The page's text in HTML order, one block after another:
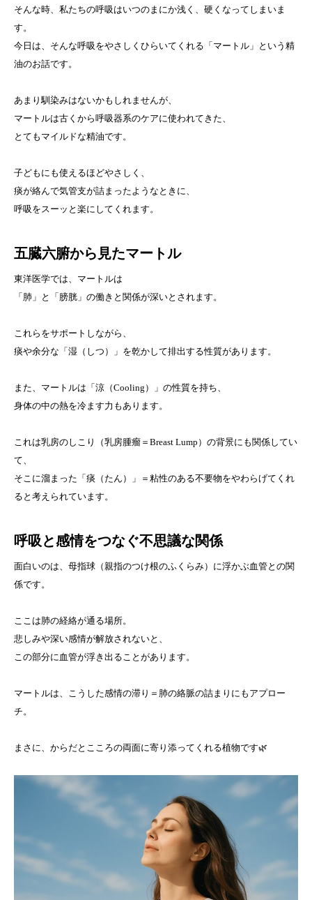
そんな時、私たちの呼吸はいつのまにか浅く、硬くなってしまいま
す。
今日は、そんな呼吸をやさしくひらいてくれる「マートル」という精
油のお話です。
あまり馴染みはないかもしれませんが、
マートルは古くから呼吸器系のケアに使われてきた、
とてもマイルドな精油です。
子どもにも使えるほどやさしく、
痰が絡んで気管支が詰まったようなときに、
呼吸をスーッと楽にしてくれます。
五臓六腑から見たマートル
東洋医学では、マートルは
「肺」と「膀胱」の働きと関係が深いとされます。
これらをサポートしながら、
痰や余分な「湿（しつ）」を乾かして排出する性質があります。
また、マートルは「涼（Cooling）」の性質を持ち、
身体の中の熱を冷ます力もあります。
これは乳房のしこり（乳房腫瘤＝Breast Lump）の背景にも関係してい
て、
そこに溜まった「痰（たん）」＝粘性のある不要物をやわらげてくれ
ると考えられています。
呼吸と感情をつなぐ不思議な関係
面白いのは、母指球（親指のつけ根のふくらみ）に浮かぶ血管との関
係です。
ここは肺の経絡が通る場所。
悲しみや深い感情が解放されないと、
この部分に血管が浮き出ることがあります。
マートルは、こうした感情の滞り＝肺の絡脈の詰まりにもアプロー
チ。
まさに、からだとこころの両面に寄り添ってくれる植物です🌿